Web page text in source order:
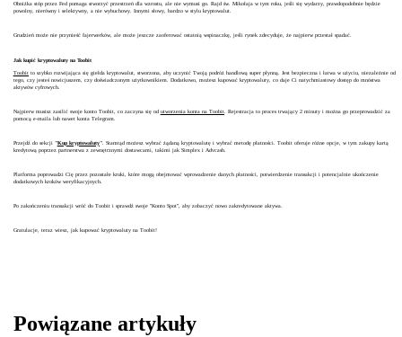
Obniżka stóp przez Fed pomaga stworzyć przestrzeń dla wzrostu, ale nie wymusi go. Rajd św. Mikołaja w tym roku, jeśli się wydarzy, prawdopodobnie będzie
powolny, nierówny i selektywny, a nie wybuchowy. Innymi słowy, bardzo w stylu kryptowalut.
Grudzień może nie przynieść fajerwerków, ale może jeszcze zaoferować ostatnią wspinaczkę, jeśli rynek zdecyduje, że najpierw przestał spadać.
Jak kupić kryptowaluty na Toobit
Toobitto szybko rozwijająca się giełda kryptowalut, stworzona, aby uczynić Twoją podróż handlową super płynną. Jest bezpieczna i łatwa w użyciu, niezależnie od
tego, czy jesteś nowicjuszem, czy doświadczonym użytkownikiem. Dodatkowo, możesz kupować kryptowaluty, co daje Ci natychmiastowy dostęp do mnóstwa
aktywów cyfrowych.
Najpierw musisz zasilić swoje konto Toobit, co zaczyna się od utworzenia konta na Toobit. Rejestracja to proces trwający 2 minuty i można go przeprowadzić za
pomocą e-maila lub nawet konta Telegram.
Przejdź do sekcji "Kup kryptowaluty". Stamtąd możesz wybrać żądaną kryptowalutę i wybrać metodę płatności. Toobit oferuje różne opcje, w tym zakupy kartą
kredytową poprzez partnerstwa z zewnętrznymi dostawcami, takimi jak Simplex i Advcash.
Platforma poprowadzi Cię przez pozostałe kroki, które mogą obejmować wprowadzenie danych płatności, potwierdzenie transakcji i potencjalnie ukończenie
dodatkowych kroków weryfikacyjnych.
Po zakończeniu transakcji wróć do Toobit i sprawdź swoje "Konto Spot", aby zobaczyć nowo zakredytowane aktywa.
Gratulacje, teraz wiesz, jak kupować kryptowaluty na Toobit!
Powiązane artykuły